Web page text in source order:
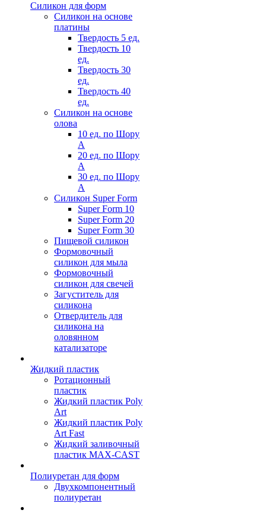
Силикон для форм
Силикон на основе
платины
Твердость 5 ед.
Твердость 10
ед.
Твердость 30
ед.
Твердость 40
ед.
Силикон на основе
олова
10 ед. по Шору
А
20 ед. по Шору
А
30 ед. по Шору
А
Силикон Super Form
Super Form 10
Super Form 20
Super Form 30
Пищевой силикон
Формовочный
силикон для мыла
Формовочный
силикон для свечей
Загуститель для
силикона
Отвердитель для
силикона на
оловянном
катализаторе
Жидкий пластик
Ротационный
пластик
Жидкий пластик Poly
Art
Жидкий пластик Poly
Art Fast
Жидкий заливочный
пластик MAX-CAST
Полиуретан для форм
Двухкомпонентный
полиуретан